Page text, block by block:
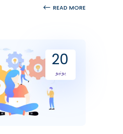
READ MORE
20
يونيو